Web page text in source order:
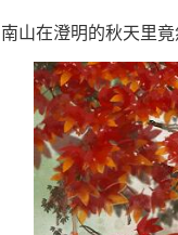
在澄明的秋天里竟